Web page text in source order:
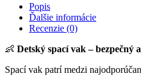
Popis
Ďalšie informácie
Recenzie (0)
👶 Detský spací vak – bezpečný
Spací vak patrí medzi